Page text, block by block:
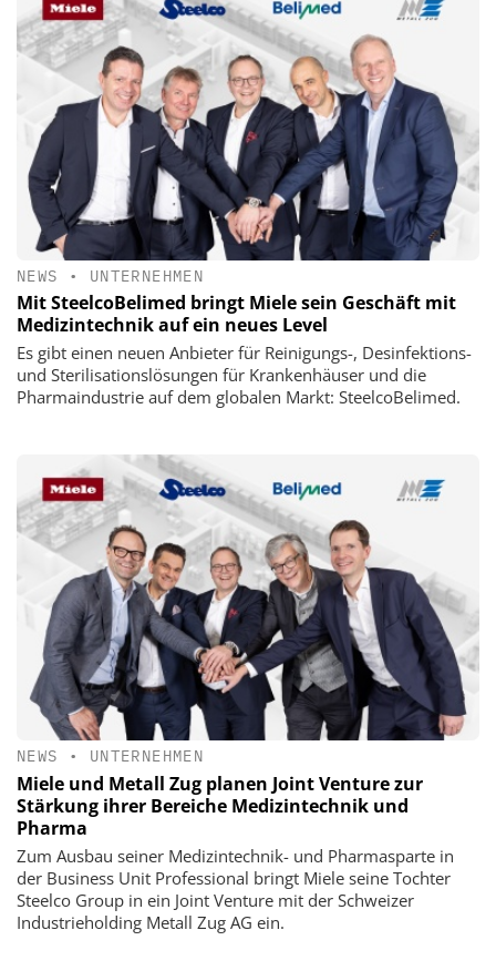
NEWS • UNTERNEHMEN
Mit SteelcoBelimed bringt Miele sein Geschäft mit
Medizintechnik auf ein neues Level
Es gibt einen neuen Anbieter für Reinigungs-, Desinfektions-
und Sterilisationslösungen für Krankenhäuser und die
Pharmaindustrie auf dem globalen Markt: SteelcoBelimed.
NEWS • UNTERNEHMEN
Miele und Metall Zug planen Joint Venture zur
Stärkung ihrer Bereiche Medizintechnik und
Pharma
Zum Ausbau seiner Medizintechnik- und Pharmasparte in
der Business Unit Professional bringt Miele seine Tochter
Steelco Group in ein Joint Venture mit der Schweizer
Industrieholding Metall Zug AG ein.